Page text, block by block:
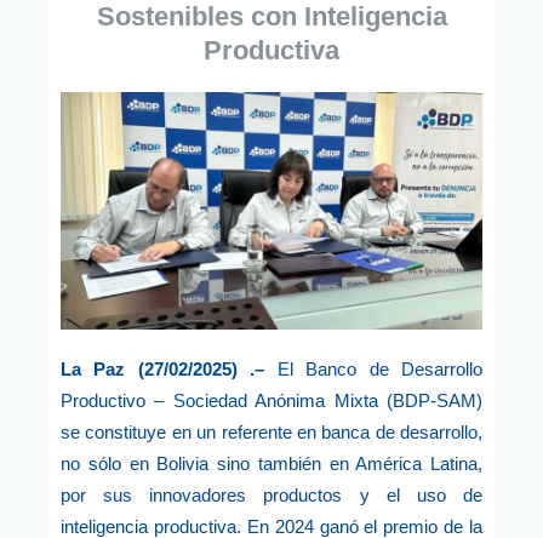
Sostenibles con Inteligencia
Productiva
La Paz (27/02/2025) .– El Banco de Desarrollo
Productivo – Sociedad Anónima Mixta (BDP-SAM)
se constituye en un referente en banca de desarrollo,
no sólo en Bolivia sino también en América Latina,
por sus innovadores productos y el uso de
inteligencia productiva. En 2024 ganó el premio de la